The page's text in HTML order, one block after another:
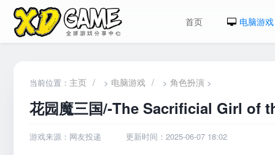
首页 电脑游戏
当前位置： 主页 / > 电脑游戏 / > 角色扮演 >
花园魔三国/-The Sacrificial Girl of
游戏来源：网友投递 更新时间：2025-06-07 18:02